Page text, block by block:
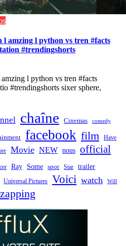
amzing l python vs tren #facts
#trendingshorts
l python vs tren #facts
#trendingshorts sixer sphere,
chaîne Cinemas comedy
facebook film Have
Movie NEW nous official
Ray Some spot Star trailer
Universal Pictures Voici watch Will
zapping